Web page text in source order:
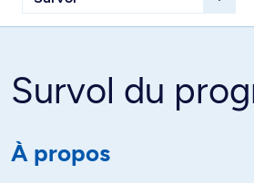
Survol du
À propos